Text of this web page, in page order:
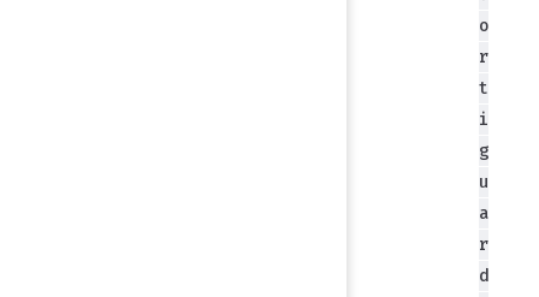
o
r
t
i
g
u
a
r
d